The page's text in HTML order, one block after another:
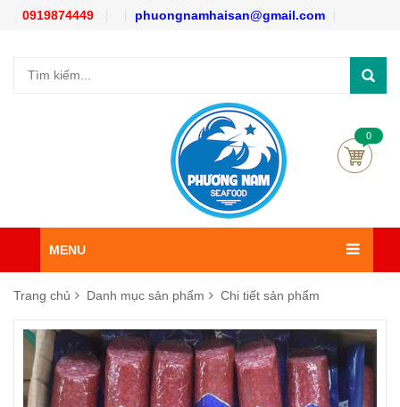
0919874449 phuongnamhaisan@gmail.com
0
MENU
Trang chủ Danh mục sản phẩm Chi tiết sản phẩm